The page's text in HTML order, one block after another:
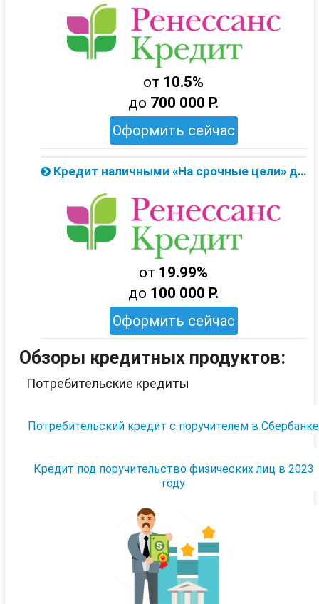
от 10.5%
до 700 000 Р.
Оформить сейчас
Кредит наличными «На срочные цели» до 100 тыс. от Ренессанс Банка — онлайн заявка
от 19.99%
до 100 000 Р.
Оформить сейчас
Обзоры кредитных продуктов:
Потребительские кредиты
Потребительский кредит с поручителем в Сбербанке
Кредит под поручительство физических лиц в 2023
году